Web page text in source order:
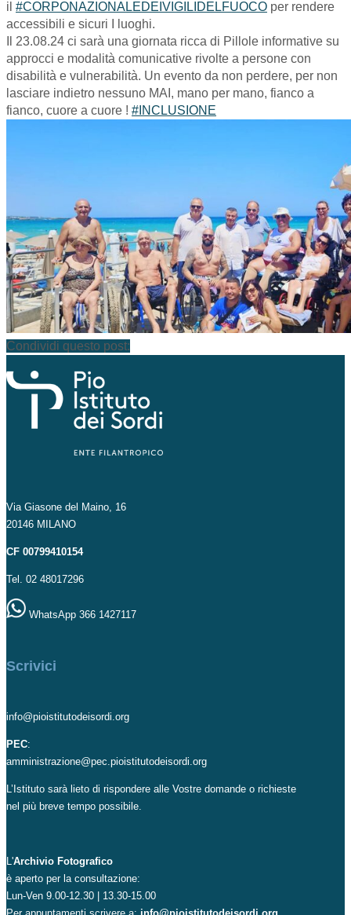
il #CORPONAZIONALEDEIVIGILIDELFUOCO per rendere
accessibili e sicuri I luoghi.
Il 23.08.24 ci sarà una giornata ricca di Pillole informative su
approcci e modalità comunicative rivolte a persone con
disabilità e vulnerabilità. Un evento da non perdere, per non
lasciare indietro nessuno MAI, mano per mano, fianco a
fianco, cuore a cuore ! #INCLUSIONE
Condividi questo post:
Via Giasone del Maino, 16
20146 MILANO
CF 00799410154
Tel. 02 48017296
WhatsApp 366 1427117
Scrivici
info@pioistitutodeisordi.org
PEC:
amministrazione@pec.pioistitutodeisordi.org
L’Istituto sarà lieto di rispondere alle Vostre domande o richieste
nel più breve tempo possibile.
L'Archivio Fotografico
è aperto per la consultazione:
Lun-Ven 9.00-12.30 | 13.30-15.00